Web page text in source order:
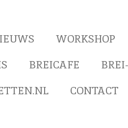
WORKSHOP
BREICAFE
CONTACT